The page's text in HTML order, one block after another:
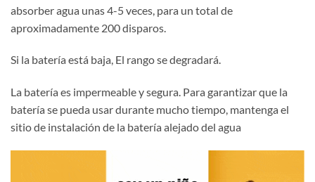
absorber agua unas 4-5 veces, para un total de
aproximadamente 200 disparos.
Si la batería está baja, El rango se degradará.
La batería es impermeable y segura. Para garantizar que la
batería se pueda usar durante mucho tiempo, mantenga el
sitio de instalación de la batería alejado del agua